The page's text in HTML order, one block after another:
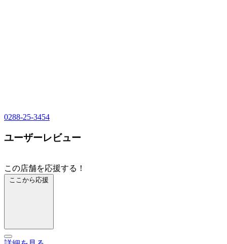
0288-25-3454
ユーザーレビュー
この店舗を応援する！
ここから応援